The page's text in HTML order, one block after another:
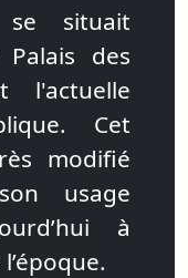
se situait
des
l'actuelle
Cet
modifié
usage
à